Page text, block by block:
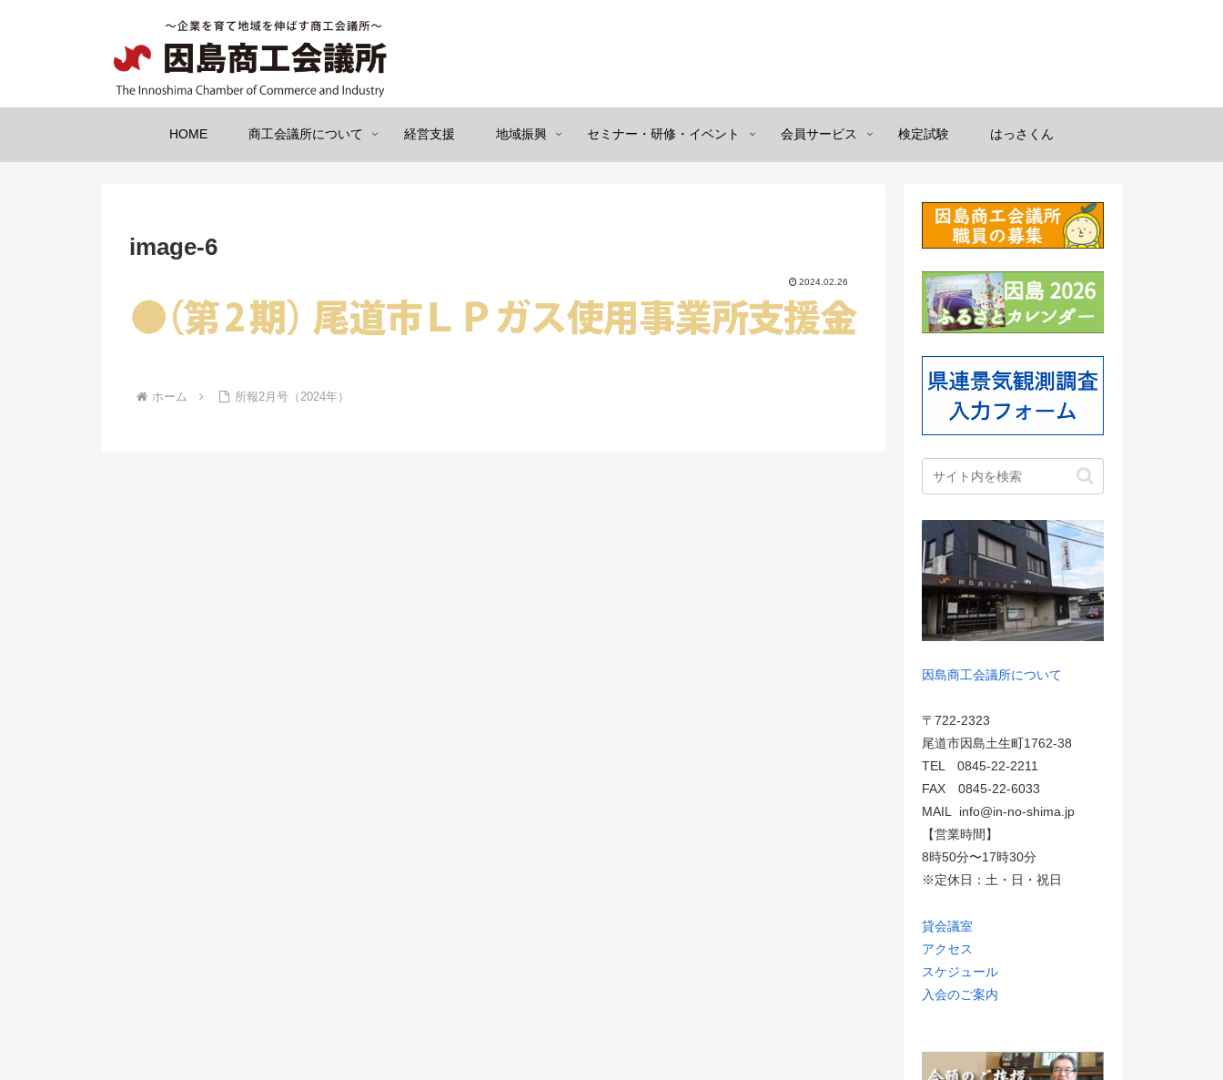
HOME 商工会議所について 経営支援 地域振興 セミナー・研修・イベント 会員サービス 検定試験 はっさくん
image-6
2024.02.26
ホーム 所報2月号（2024年）
因島商工会議所について
〒722-2323
尾道市因島土生町1762-38
TEL 0845-22-2211
FAX 0845-22-6033
MAIL info@in-no-shima.jp
【営業時間】
8時50分〜17時30分
※定休日：土・日・祝日
貸会議室
アクセス
スケジュール
入会のご案内